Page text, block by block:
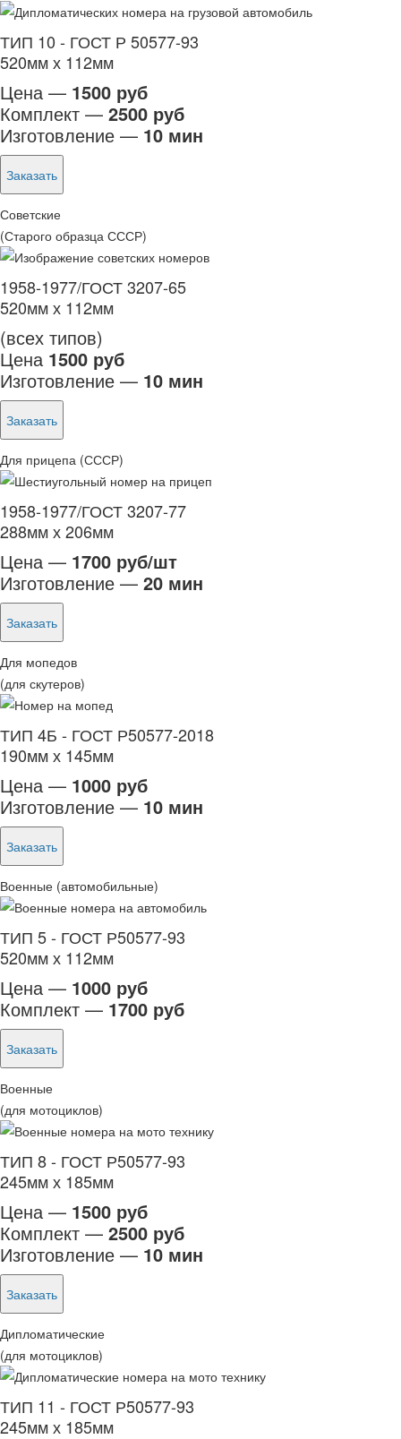
ТИП 10 - ГОСТ Р 50577-93
520мм х 112мм
Цена — 1500 руб
Комплект — 2500 руб
Изготовление — 10 мин
Заказать
Советские
(Старого образца СССР)
1958-1977/ГОСТ 3207-65
520мм х 112мм
(всех типов)
Цена 1500 руб
Изготовление — 10 мин
Заказать
Для прицепа (СССР)
1958-1977/ГОСТ 3207-77
288мм х 206мм
Цена — 1700 руб/шт
Изготовление — 20 мин
Заказать
Для мопедов
(для скутеров)
ТИП 4Б - ГОСТ Р50577-2018
190мм х 145мм
Цена — 1000 руб
Изготовление — 10 мин
Заказать
Военные (автомобильные)
ТИП 5 - ГОСТ Р50577-93
520мм х 112мм
Цена — 1000 руб
Комплект — 1700 руб
Заказать
Военные
(для мотоциклов)
ТИП 8 - ГОСТ Р50577-93
245мм х 185мм
Цена — 1500 руб
Комплект — 2500 руб
Изготовление — 10 мин
Заказать
Дипломатические
(для мотоциклов)
ТИП 11 - ГОСТ Р50577-93
245мм х 185мм